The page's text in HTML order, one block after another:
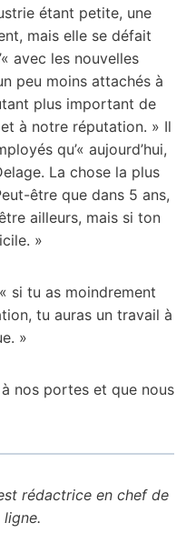
étant petite, une
mais elle se défait
avec les nouvelles
peu moins attachés à
plus important de
à notre réputation. » Il
qu’« aujourd’hui,
La chose la plus
être que dans 5 ans,
ailleurs, mais si ton
»
si tu as moindrement
tu auras un travail à
»
nos portes et que nous
rédactrice en chef de
ligne.